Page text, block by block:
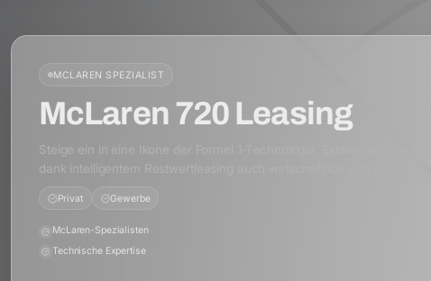
MCLAREN SPEZIALIST
McLaren 720 Leasing
Steige ein in eine Ikone der Formel 1-Technologie. Extrem, präzise und
dank intelligentem Restwertleasing auch wirtschaftlich sinnvoll.
Privat Gewerbe
McLaren-Spezialisten
Technische Expertise